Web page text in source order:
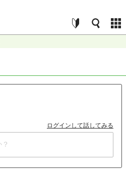
ログインして話してみる